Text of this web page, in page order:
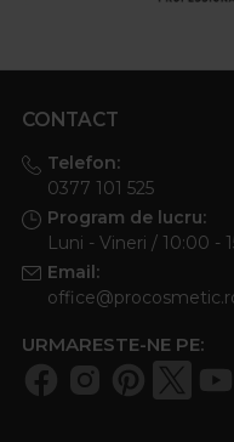
CONTACT
Telefon:
0377 101 525
Program de lucru:
Luni - Vineri / 10:00 -
Email:
URMARESTE-NE PE: